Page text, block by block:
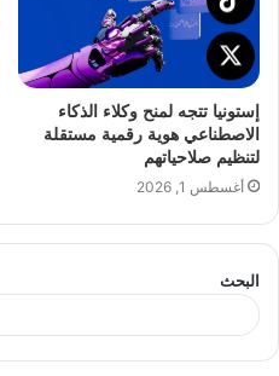
إستونيا تتجه لمنح وكلاء الذكاء
الاصطناعي هوية رقمية مستقلة
لتنظيم صلاحياتهم
أغسطس 1, 2026
البحث